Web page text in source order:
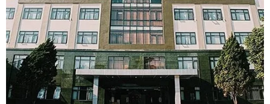
trong khi giá cả của nó chênh lệnh quá lớn.”